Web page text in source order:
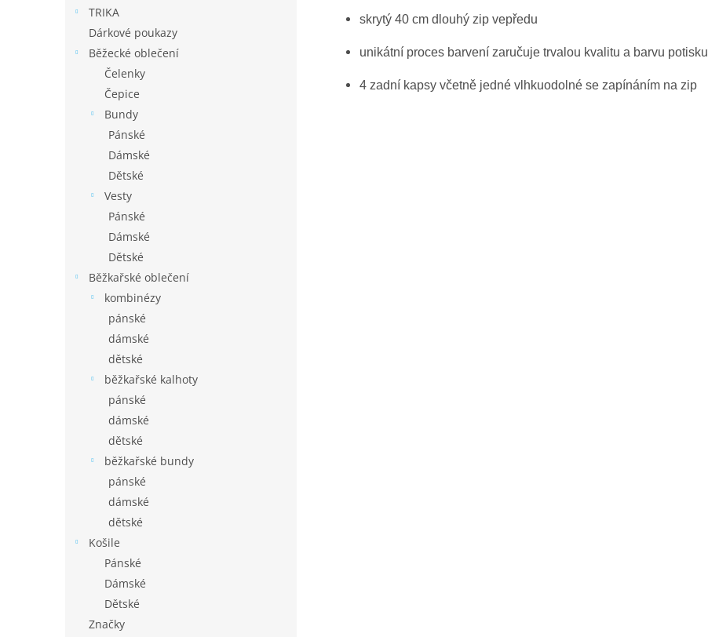
TRIKA
Dárkové poukazy
Běžecké oblečení
Čelenky
Čepice
Bundy
Pánské
Dámské
Dětské
Vesty
Pánské
Dámské
Dětské
Běžkařské oblečení
kombinézy
pánské
dámské
dětské
běžkařské kalhoty
pánské
dámské
dětské
běžkařské bundy
pánské
dámské
dětské
Košile
Pánské
Dámské
Dětské
Značky
skrytý 40 cm dlouhý zip vepředu
unikátní proces barvení zaručuje trvalou kvalitu a barvu potisku
4 zadní kapsy včetně jedné vlhkuodolné se zapínáním na zip